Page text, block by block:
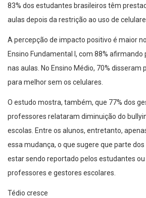
83% dos estudantes brasileiros têm
aulas depois da restrição ao uso de
A percepção de impacto positivo é maior
Ensino Fundamental I, com 88%
nas aulas. No Ensino Médio, 70% disseram
para melhor sem os celulares.
O estudo mostra, também, que 77% dos
professores relataram diminuição do
escolas. Entre os alunos, entretanto,
essa mudança, o que sugere que parte
estar sendo reportado pelos estudantes
professores e gestores escolares.
Tédio cresce